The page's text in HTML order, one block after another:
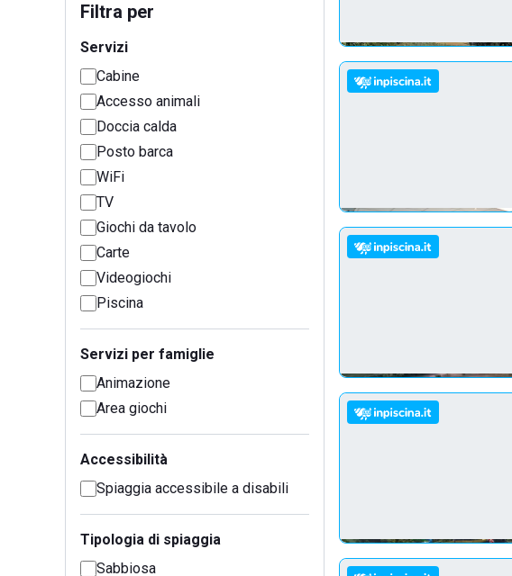
Filtra per
Servizi
Cabine
Accesso animali
Doccia calda
Posto barca
WiFi
TV
Giochi da tavolo
Carte
Videogiochi
Piscina
Servizi per famiglie
Animazione
Area giochi
Accessibilità
Spiaggia accessibile a disabili
Tipologia di spiaggia
Sabbiosa